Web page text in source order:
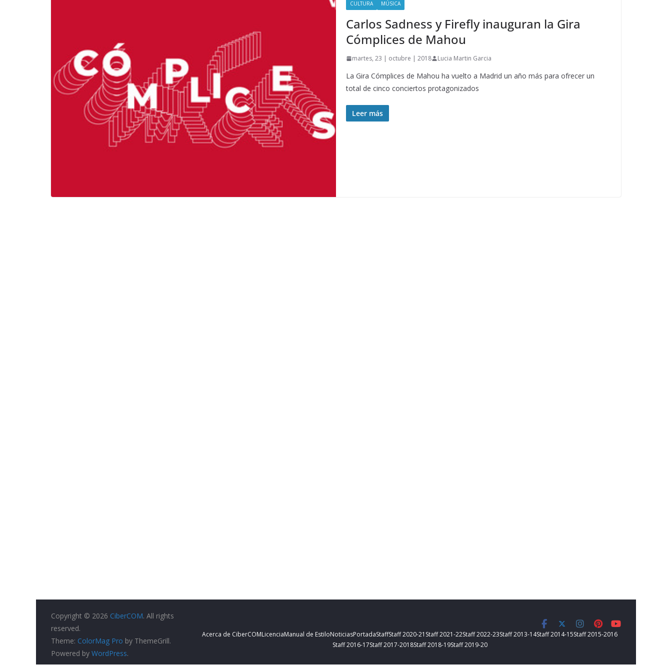
CULTURA MÚSICA
Carlos Sadness y Firefly inauguran la Gira
Cómplices de Mahou
martes, 23 | octubre | 2018 Lucia Martin Garcia
La Gira Cómplices de Mahou ha vuelto a Madrid un año más para ofrecer un
total de cinco conciertos protagonizados
Leer más
Acerca de CiberCOMLicenciaManual de EstiloNoticiasPortadaStaffStaff 2020-21 Staff 2021-22Staff 2022-23Staff 2013-14Staff 2014-15Staff 2015-2016
Staff 2016-17Staff 2017-2018Staff 2018-19Staff 2019-20
Copyright © 2026 CiberCOM. All rights
reserved.
Theme: ColorMag Pro by ThemeGrill.
Powered by WordPress.